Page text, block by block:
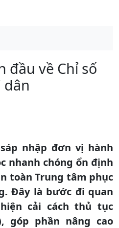
đầu về Chỉ số
nhập đơn vị hành
nhanh chóng ổn định
toàn Trung tâm phục
Đây là bước đi quan
cải cách thủ tục
góp phần nâng cao